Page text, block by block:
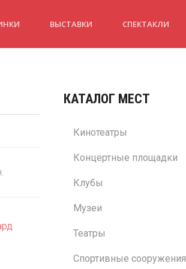
ВЫСТАВКИ СПЕКТАКЛИ
КАТАЛОГ МЕСТ
Кинотеатры
Концертные площадки
Клубы
Музеи
Театры
Спортивные сооружения